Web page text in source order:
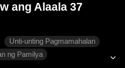
ang Alaala 37
Unti-unting Pagmamahalan
ng Pamilya